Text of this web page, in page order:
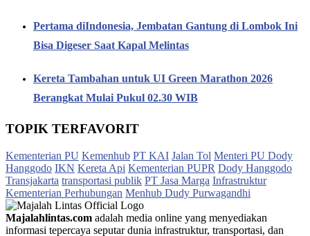
Pertama diIndonesia, Jembatan Gantung di Lombok Ini
Bisa Digeser Saat Kapal Melintas
Kereta Tambahan untuk UI Green Marathon 2026
Berangkat Mulai Pukul 02.30 WIB
TOPIK TERFAVORIT
Kementerian PU Kemenhub PT KAI Jalan Tol Menteri PU Dody
Hanggodo IKN Kereta Api Kementerian PUPR Dody Hanggodo
Transjakarta transportasi publik PT Jasa Marga Infrastruktur
Kementerian Perhubungan Menhub Dudy Purwagandhi
Majalahlintas.com adalah media online yang menyediakan
informasi tepercaya seputar dunia infrastruktur, transportasi, dan